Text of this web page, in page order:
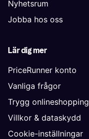
Nyhetsrum
Jobba hos oss
Lär dig mer
PriceRunner konto
Vanliga frågor
Trygg onlineshopping
Villkor & dataskydd
Cookie-inställningar